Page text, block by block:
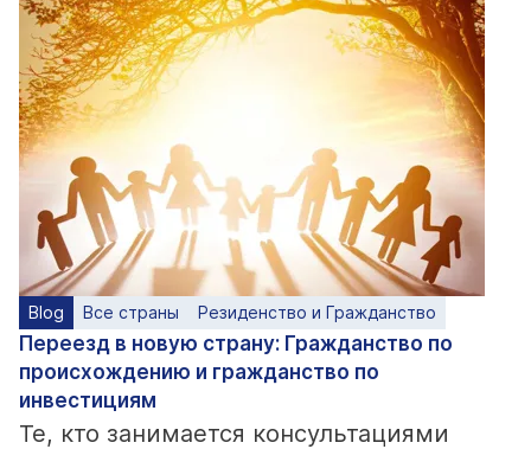
Blog Все страны Резиденство и Гражданство
Переезд в новую страну: Гражданство по
происхождению и гражданство по
инвестициям
Те, кто занимается консультациями